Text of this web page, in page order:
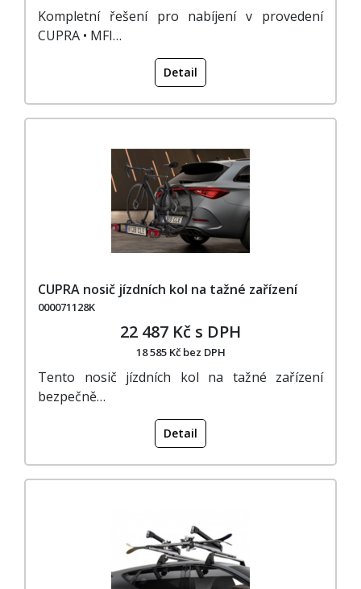
Kompletní řešení pro nabíjení v provedení
CUPRA • MFI…
Detail
CUPRA nosič jízdních kol na tažné zařízení
000071128K
22 487 Kč s DPH
18 585 Kč bez DPH
Tento nosič jízdních kol na tažné zařízení
bezpečně…
Detail